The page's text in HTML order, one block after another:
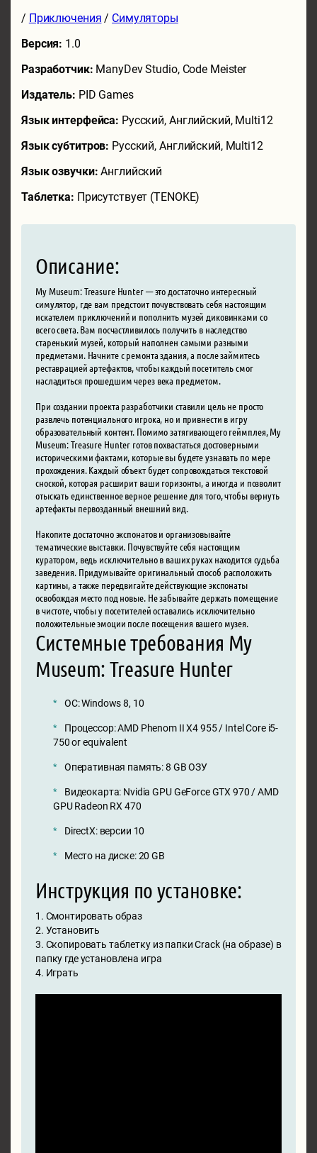
/ Приключения / Симуляторы
Версия: 1.0
Разработчик: ManyDev Studio, Code Meister
Издатель: PID Games
Язык интерфейса: Русский, Английский, Multi12
Язык субтитров: Русский, Английский, Multi12
Язык озвучки:Английский
Таблетка: Присутствует (TENOKE)
Описание:
My Museum: Treasure Hunter — это достаточно интересный
симулятор, где вам предстоит почувствовать себя настоящим
искателем приключений и пополнить музей диковинками со
всего света. Вам посчастливилось получить в наследство
старенький музей, который наполнен самыми разными
предметами. Начните с ремонта здания, а после займитесь
реставрацией артефактов, чтобы каждый посетитель смог
насладиться прошедшим через века предметом.
При создании проекта разработчики ставили цель не просто
развлечь потенциального игрока, но и привнести в игру
образовательный контент. Помимо затягивающего геймплея, My
Museum: Treasure Hunter готов похвастаться достоверными
историческими фактами, которые вы будете узнавать по мере
прохождения. Каждый объект будет сопровождаться текстовой
сноской, которая расширит ваши горизонты, а иногда и позволит
отыскать единственное верное решение для того, чтобы вернуть
артефакты первозданный внешний вид.
Накопите достаточно экспонатов и организовывайте
тематические выставки. Почувствуйте себя настоящим
куратором, ведь исключительно в ваших руках находится судьба
заведения. Придумывайте оригинальный способ расположить
картины, а также передвигайте действующие экспонаты
освобождая место под новые. Не забывайте держать помещение
в чистоте, чтобы у посетителей оставались исключительно
положительные эмоции после посещения вашего музея.
Системные требования My
Museum: Treasure Hunter
ОС: Windows 8, 10
Процессор: AMD Phenom II X4 955 / Intel Core i5-
750 or equivalent
Оперативная память: 8 GB ОЗУ
Видеокарта: Nvidia GPU GeForce GTX 970 / AMD
GPU Radeon RX 470
DirectX: версии 10
Место на диске: 20 GB
Инструкция по установке:
1. Смонтировать образ
2. Установить
3. Скопировать таблетку из папки Crack (на образе) в
папку где установлена игра
4. Играть